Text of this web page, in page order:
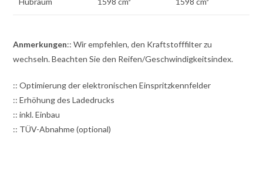
Anmerkungen:: Wir empfehlen, den Kraftstofffilter zu
wechseln. Beachten Sie den Reifen/Geschwindigkeitsindex.
:: Optimierung der elektronischen Einspritzkennfelder
:: Erhöhung des Ladedrucks
:: inkl. Einbau
:: TÜV-Abnahme (optional)